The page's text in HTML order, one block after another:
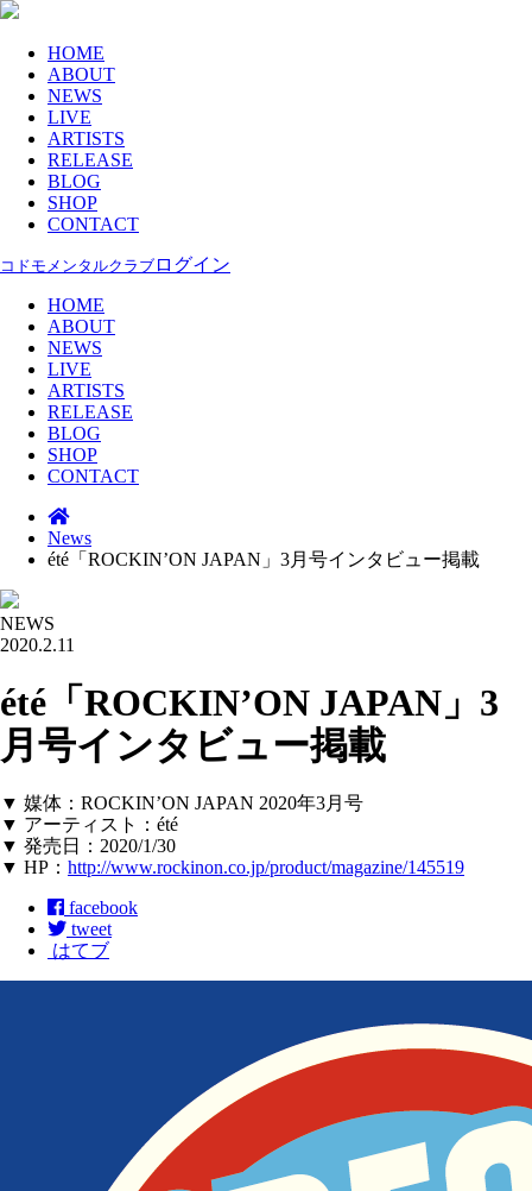
HOME
ABOUT
NEWS
LIVE
ARTISTS
RELEASE
BLOG
SHOP
CONTACT
コドモメンタルクラブ ログイン
HOME
ABOUT
NEWS
LIVE
ARTISTS
RELEASE
BLOG
SHOP
CONTACT
News
été「ROCKIN’ON JAPAN」3月号インタビュー掲載
NEWS
2020.2.11
été「ROCKIN’ON JAPAN」3
月号インタビュー掲載
▼ 媒体：ROCKIN’ON JAPAN 2020年3月号
▼ アーティスト：été
▼ 発売日：2020/1/30
▼ HP： http://www.rockinon.co.jp/product/magazine/145519
facebook
tweet
はてブ